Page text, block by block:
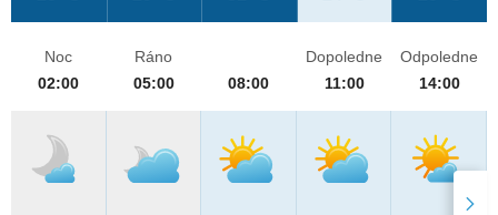
Noc
02:00
Ráno
05:00
08:00
Dopoledne
11:00
Odpoledne
14:00